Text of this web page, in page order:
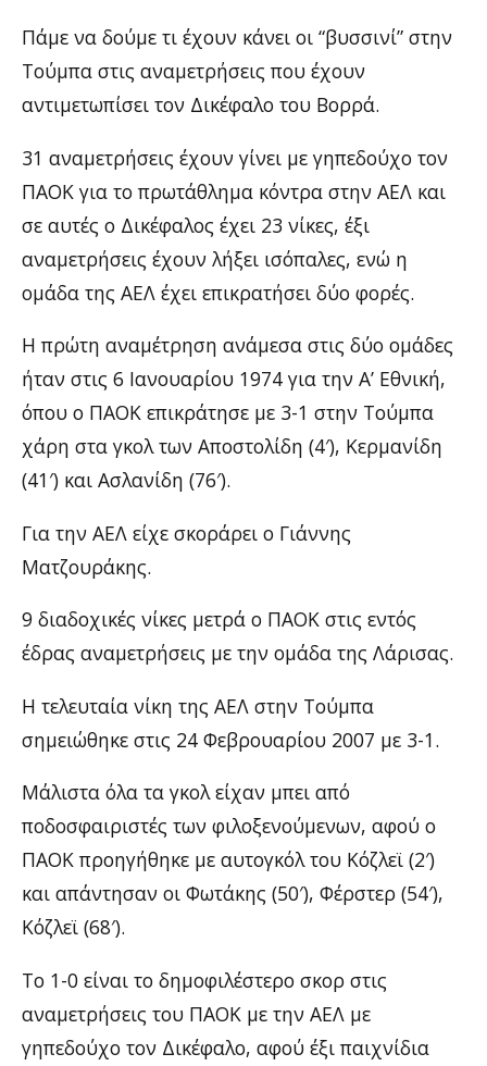
Πάμε να δούμε τι έχουν κάνει οι “βυσσινί” στην
Τούμπα στις αναμετρήσεις που έχουν
αντιμετωπίσει τον Δικέφαλο του Βορρά.
31 αναμετρήσεις έχουν γίνει με γηπεδούχο τον
ΠΑΟΚ για το πρωτάθλημα κόντρα στην ΑΕΛ και
σε αυτές ο Δικέφαλος έχει 23 νίκες, έξι
αναμετρήσεις έχουν λήξει ισόπαλες, ενώ η
ομάδα της ΑΕΛ έχει επικρατήσει δύο φορές.
Η πρώτη αναμέτρηση ανάμεσα στις δύο ομάδες
ήταν στις 6 Ιανουαρίου 1974 για την Α’ Εθνική,
όπου ο ΠΑΟΚ επικράτησε με 3-1 στην Τούμπα
χάρη στα γκολ των Αποστολίδη (4′), Κερμανίδη
(41′) και Ασλανίδη (76′).
Για την ΑΕΛ είχε σκοράρει ο Γιάννης
Ματζουράκης.
9 διαδοχικές νίκες μετρά ο ΠΑΟΚ στις εντός
έδρας αναμετρήσεις με την ομάδα της Λάρισας.
Η τελευταία νίκη της ΑΕΛ στην Τούμπα
σημειώθηκε στις 24 Φεβρουαρίου 2007 με 3-1.
Μάλιστα όλα τα γκολ είχαν μπει από
ποδοσφαιριστές των φιλοξενούμενων, αφού ο
ΠΑΟΚ προηγήθηκε με αυτογκόλ του Κόζλεϊ (2′)
και απάντησαν οι Φωτάκης (50′), Φέρστερ (54′),
Κόζλεϊ (68′).
Το 1-0 είναι το δημοφιλέστερο σκορ στις
αναμετρήσεις του ΠΑΟΚ με την ΑΕΛ με
γηπεδούχο τον Δικέφαλο, αφού έξι παιχνίδια